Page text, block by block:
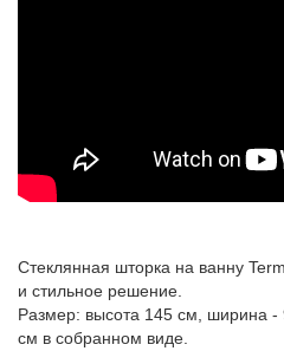
Стеклянная шторка на ванну
и стильное решение.
Размер: высота 145 см, ширина
см в собранном виде.